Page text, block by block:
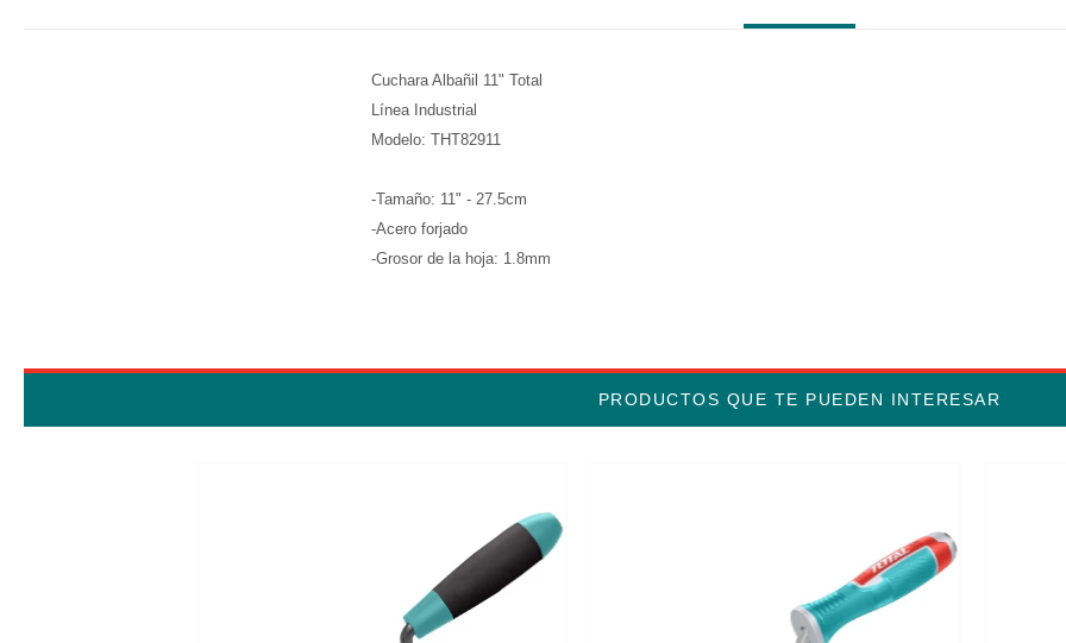
Cuchara Albañil 11" Total
Línea Industrial
Modelo: THT82911
-Tamaño: 11" - 27.5cm
-Acero forjado
-Grosor de la hoja: 1.8mm
PRODUCTOS QUE TE PUEDEN INTERESAR